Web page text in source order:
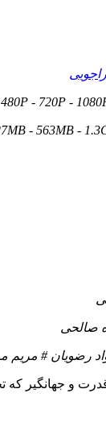
480P - 720P -
- 563MB -
صالحی
رضویان # مریم
و جهانگیر که